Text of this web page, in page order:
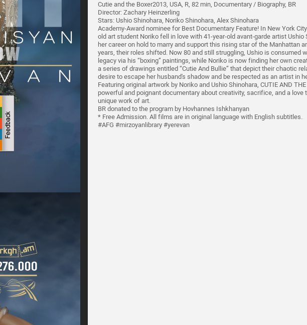
Cutie and the Boxer2013, USA, R, 82 min, Documentary / Biography, BR
Director: Zachary Heinzerling
Stars: Ushio Shinohara, Noriko Shinohara, Alex Shinohara
Academy-Award nominee for Best Documentary Feature! In New York
old art student Noriko fell in love with 41-year-old avant-garde artist Ushio
her career on hold to marry and support this rising star of the Manhattan
years, their roles shifted. Now 80 and still struggling, Ushio is consumed
legacy via his “boxing” paintings, while Noriko is now finding her own
a series of drawings entitled “Cutie And Bullie” that depict their chaotic
desire to escape her husband's shadow and be respected as an artist in
Featuring original artwork by Noriko and Ushio Shinohara, CUTIE AND THE
powerful and poignant documentary about creativity, sacrifice, and a love
unique work of art.
BR donated to the program by Hovhannes Ishkhanyan
* Free Admission. All films are in original language with English subtitles.
#AFG #mirzoyanlibrary #yerevan